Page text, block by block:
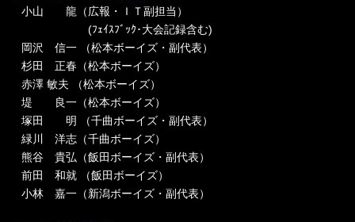
小山 龍（広報・ＩＴ副担当）
(ﾌｪｲｽﾌﾞｯｸ･大会記録含む)
岡沢 信一 （松本ボーイズ・副代表）
杉田 正春（松本ボーイズ）
赤澤 敏夫 （松本ボーイズ）
堤 良一（松本ボーイズ）
塚田 明 （千曲ボーイズ・副代表）
緑川 洋志（千曲ボーイズ）
熊谷 貴弘（飯田ボーイズ・副代表）
前田 和就 （飯田ボーイズ）
小林 嘉一（新潟ボーイズ・副代表）